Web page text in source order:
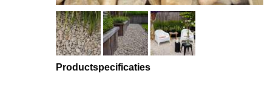
Productspecificaties